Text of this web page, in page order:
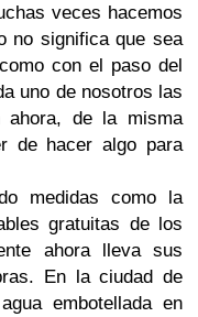
veces hacemos
no significa que sea
con el paso del
uno de nosotros las
de la misma
de hacer algo para
medidas como la
gratuitas de los
ahora lleva sus
En la ciudad de
embotellada en